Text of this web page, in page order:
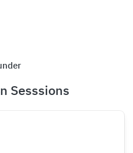
Sesssions